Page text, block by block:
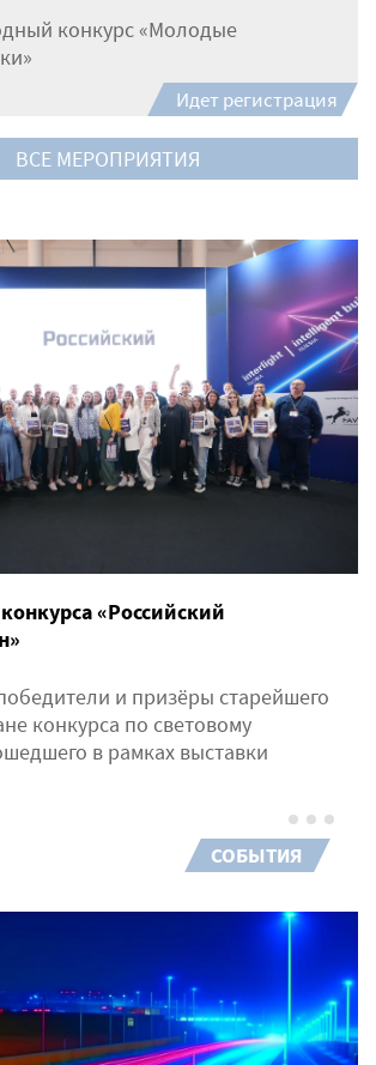
«Российский
и призёры старейшего
конкурса по световому
в рамках выставки
СОБЫТИЯ
конкурс «Молодые
Идет регистрация
ВСЕ МЕРОПРИЯТИЯ